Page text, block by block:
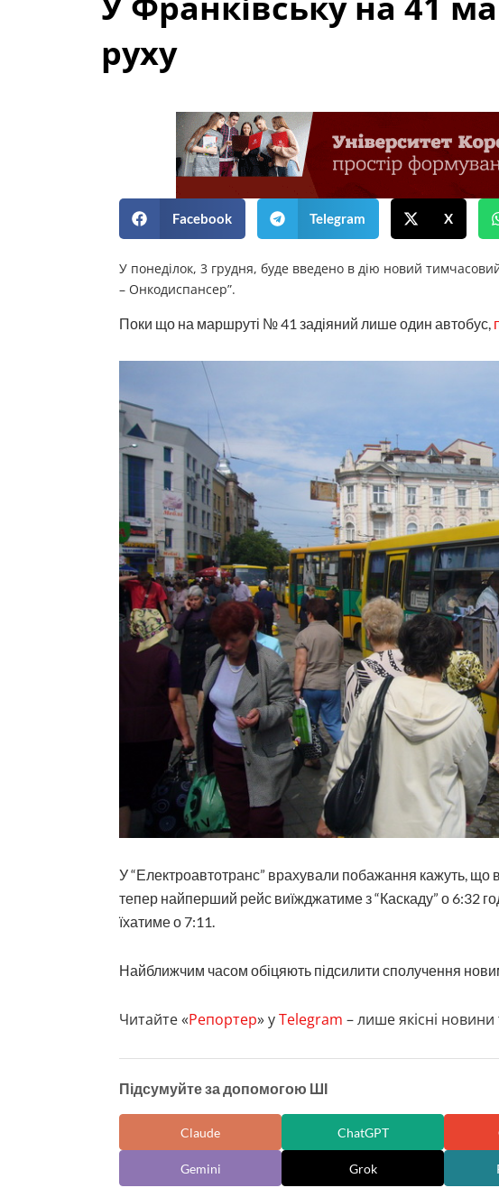
руху
Facebook Telegram X
У понеділок, 3 грудня, буде введено в дію новий
– Онкодиспансер”.
Поки що на маршруті № 41 задіяний лише один автобус,
У “Електроавтотранс” врахували побажання кажуть, що
тепер найперший рейс виїжджатиме з “Каскаду” о 6:32
їхатиме о 7:11.
Найближчим часом обіцяють підсилити сполучення
Читайте «Репортер» уTelegram – лише якісні новини
Підсумуйте за допомогою ШІ
Claude ChatGPT
Gemini Grok